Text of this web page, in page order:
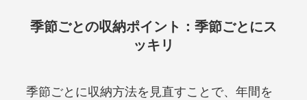
季節ごとの収納ポイント：季節ごとにス
ッキリ
季節ごとに収納方法を見直すことで、年間を